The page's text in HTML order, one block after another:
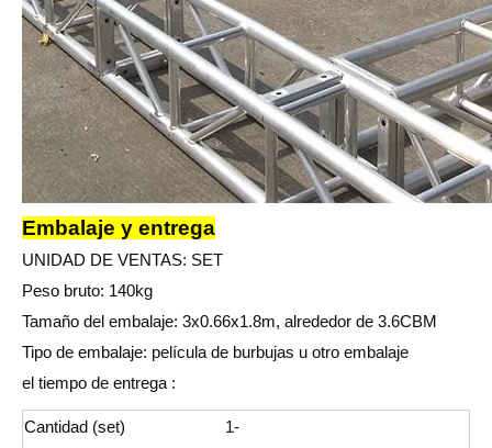
Embalaje y entrega
UNIDAD DE VENTAS: SET
Peso bruto: 140kg
Tamaño del embalaje: 3x0.66x1.8m, alrededor de 3.6CBM
Tipo de embalaje: película de burbujas u otro embalaje
el tiempo de entrega :
Cantidad (set)
1-